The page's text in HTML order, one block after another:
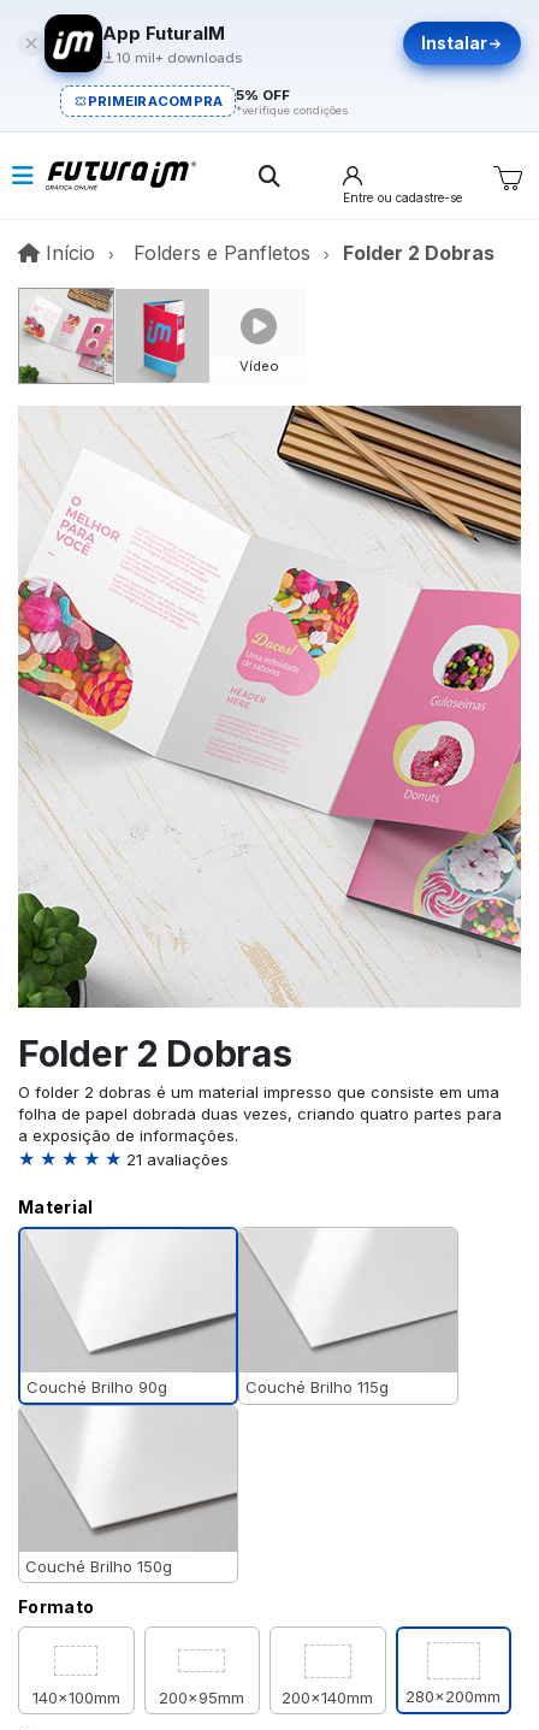
App FuturaIM
10 mil+ downloads
Instalar
PRIMEIRACOMPRA 5% OFF
*verifique condições
Entre ou cadastre-se
Início InícioFolders e Panfletos Folder 2 Dobras
Vídeo
Folder 2 Dobras
O folder 2 dobras é um material impresso que consiste em uma
folha de papel dobrada duas vezes, criando quatro partes para
a exposição de informações.
★ ★ ★ ★ ★ 21 avaliações
Material
Couché Brilho 90g Couché Brilho 115g
Couché Brilho 150g
Formato
140x100mm 200x95mm 200x140mm 280x200mm